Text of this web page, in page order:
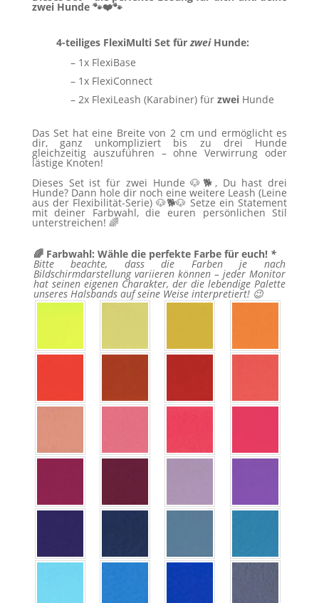
zwei Hunde 🐾❤️🐾
4-teiliges FlexiMulti Set für zweiHunde:
– 1x FlexiBase
– 1x FlexiConnect
– 2x FlexiLeash (Karabiner) für zweiHunde
Das Set hat eine Breite von 2 cm und ermöglicht es
dir, ganz unkompliziert bis zu drei Hunde
gleichzeitig auszuführen – ohne Verwirrung oder
lästige Knoten!
Dieses Set ist für zwei Hunde 🐶🐕, Du hast drei
Hunde? Dann hole dir noch eine weitere Leash (Leine
aus der Flexibilität-Serie) 🐶🐕🐶 Setze ein Statement
mit deiner Farbwahl, die euren persönlichen Stil
unterstreichen! 🌈
🌈 Farbwahl: Wähle die perfekte Farbe für euch! *
Bitte beachte, dass die Farben je nach
Bildschirmdarstellung variieren können – jeder Monitor
hat seinen eigenen Charakter, der die lebendige Palette
unseres Halsbands auf seine Weise interpretiert! 😉